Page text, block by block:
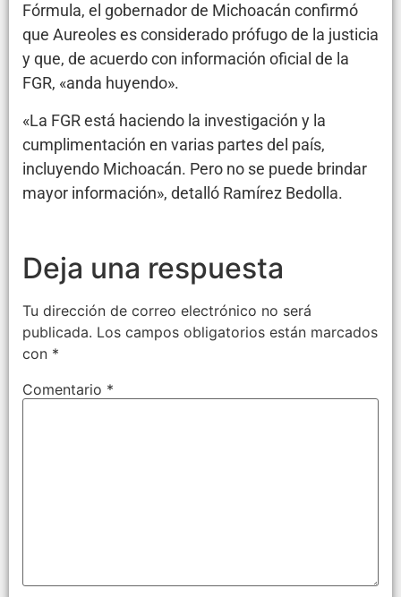
Fórmula, el gobernador de Michoacán confirmó
que Aureoles es considerado prófugo de la justicia
y que, de acuerdo con información oficial de la
FGR, «anda huyendo».
«La FGR está haciendo la investigación y la
cumplimentación en varias partes del país,
incluyendo Michoacán. Pero no se puede brindar
mayor información», detalló Ramírez Bedolla.
Deja una respuesta
Tu dirección de correo electrónico no será
publicada. Los campos obligatorios están marcados
con *
Comentario *